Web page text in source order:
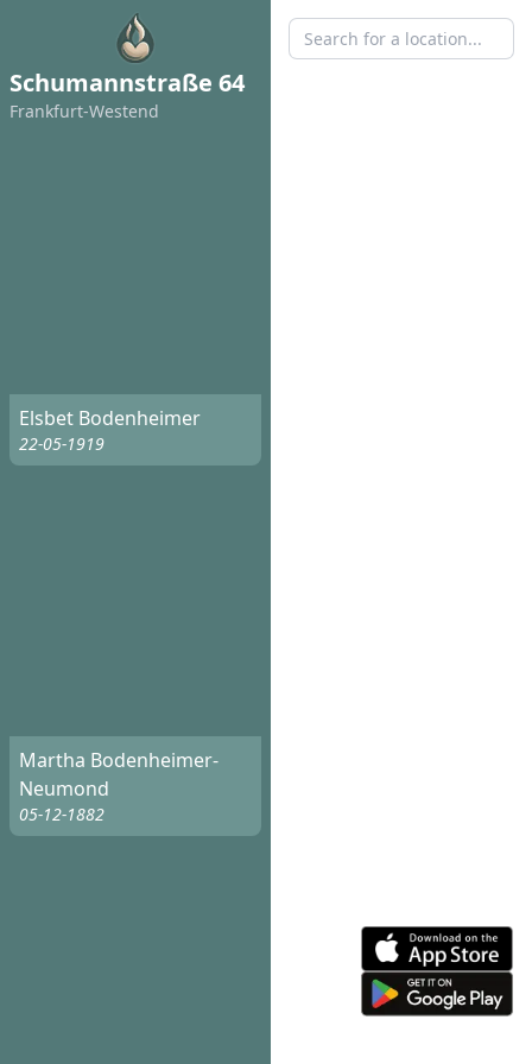
Schumannstraße 64
Frankfurt-Westend
Elsbet Bodenheimer
22-05-1919
Martha Bodenheimer-
Neumond
05-12-1882